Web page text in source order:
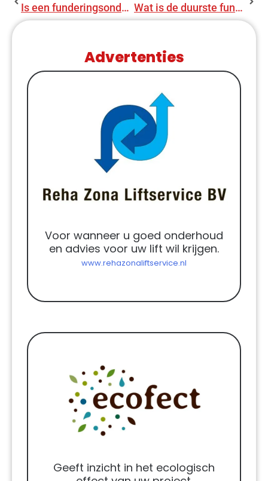
Is een funderingsonderzoek verplicht bij verkoop van een woning? Wat is de duurste fundering voor een huis?
Advertenties
Voor wanneer u goed onderhoud
en advies voor uw lift wil krijgen.
www.rehazonaliftservice.nl
Geeft inzicht in het ecologisch